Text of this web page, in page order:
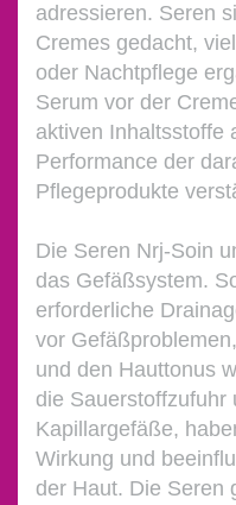
adressieren. Seren
Cremes gedacht,
oder Nachtpflege
Serum vor der
aktiven Inhaltsstoffe
Performance der
Pflegeprodukte
Die Seren Nrj-Soin
das Gefäßsystem.
erforderliche
vor
und den Hauttonus
die Sauerstoffzufuhr
Kapillargefäße,
Wirkung und
der Haut. Die Seren